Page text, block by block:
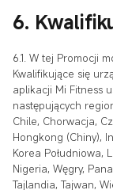
6.
6.1. W tej Promocji
Kwalifikujące się
aplikacji Mi Fitness
następujących
Chile, Chorwacja,
Hongkong (Chiny),
Korea Południowa,
Nigeria, Węgry,
Tajlandia, Tajwan,